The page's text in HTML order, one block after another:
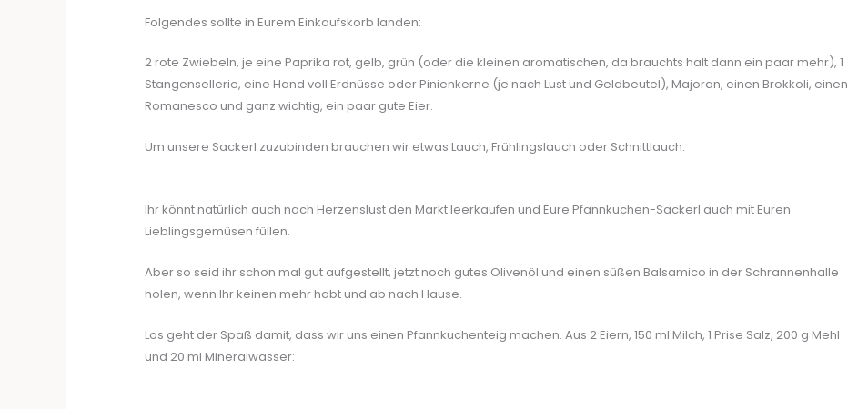
Folgendes sollte in Eurem Einkaufskorb landen:
2 rote Zwiebeln, je eine Paprika rot, gelb, grün (oder die kleinen aromatischen, da brauchts halt dann ein paar mehr), 1
Stangensellerie, eine Hand voll Erdnüsse oder Pinienkerne (je nach Lust und Geldbeutel), Majoran, einen Brokkoli, einen
Romanesco und ganz wichtig, ein paar gute Eier.
Um unsere Sackerl zuzubinden brauchen wir etwas Lauch, Frühlingslauch oder Schnittlauch.
Ihr könnt natürlich auch nach Herzenslust den Markt leerkaufen und Eure Pfannkuchen-Sackerl auch mit Euren
Lieblingsgemüsen füllen.
Aber so seid ihr schon mal gut aufgestellt, jetzt noch gutes Olivenöl und einen süßen Balsamico in der Schrannenhalle
holen, wenn Ihr keinen mehr habt und ab nach Hause.
Los geht der Spaß damit, dass wir uns einen Pfannkuchenteig machen. Aus 2 Eiern, 150 ml Milch, 1 Prise Salz, 200 g Mehl
und 20 ml Mineralwasser: